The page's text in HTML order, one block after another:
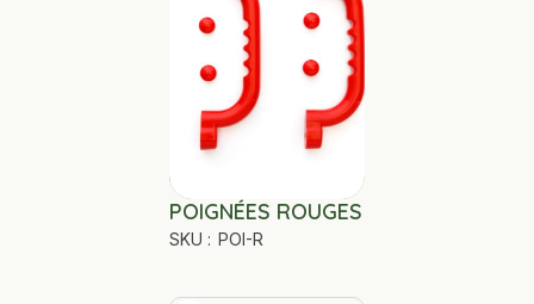
POIGNÉES ROUGES
SKU : POI-R